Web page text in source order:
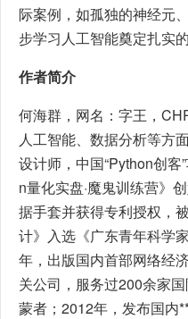
际案例，如孤独的神经元
步学习人工智能奠定扎实的
作者简介
何海群，网名：字王，
人工智能、数据分析等方
设计师，中国“Python创
n量化实盘·魔鬼训练营》
据手套并获得专利授权，
计》入选《广东青年科学
年，出版国内首部网络经
关公司，服务过200余家
蒙者；2012年，发布国内